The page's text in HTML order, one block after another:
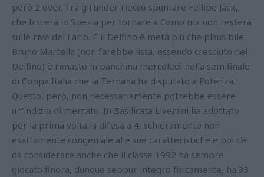
però 2 over. Tra gli under riecco spuntare Fellipe Jack,
che lascerà lo Spezia per tornare a Como ma non resterà
sulle rive del Lario. E il Delfino è metà più che plausibile.
Bruno Martella (non farebbe lista, essendo cresciuto nel
Delfino) è rimasto in panchina mercoledì nella semifinale
di Coppa Italia che la Ternana ha disputato a Potenza.
Questo, però, non necessariamente potrebbe essere
un'indizio di mercato. In Basilicata Liverani ha adottato
per la prima volta la difesa a 4, schieramento non
esattamente congeniale alle sue caratteristiche e poi c'è
da considerare anche che il classe 1992 ha sempre
giocato finora, dunque seppur integro fisicamente, ha 33